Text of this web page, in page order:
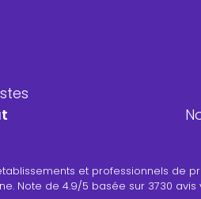
et professionnels de
Note de 4.9/5 basée sur 3730